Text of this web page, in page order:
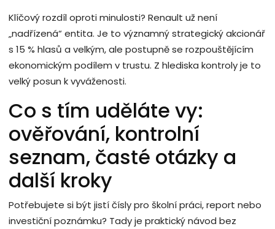
Klíčový rozdíl oproti minulosti? Renault už není
„nadřízená“ entita. Je to významný strategický akcionář
s 15 % hlasů a velkým, ale postupně se rozpouštějícím
ekonomickým podílem v trustu. Z hlediska kontroly je to
velký posun k vyváženosti.
Co s tím uděláte vy:
ověřování, kontrolní
seznam, časté otázky a
další kroky
Potřebujete si být jistí čísly pro školní práci, report nebo
investiční poznámku? Tady je praktický návod bez